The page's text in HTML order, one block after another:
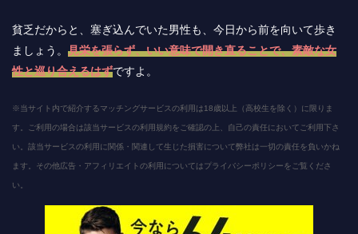
貧乏だからと、塞ぎ込んでいた男性も、今日から前を向いて歩き
ましょう。 見栄を張らず、いい意味で開き直ることで、素敵な女
性と巡り合えるはずですよ。
※当サイト内で紹介するマッチングサービスの利用は18歳以上（高校生を除く）に限りま
す。ご利用の場合は該当サービスの利用規約をご確認の上、自己の責任においてご利用下さ
い。該当サービスの利用に関係・関連して生じた損害について弊社は一切の責任を負いかね
ます。その他広告・アフィリエイトの利用についてはプライバシーポリシーをご覧くださ
い。